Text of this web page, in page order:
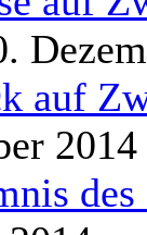
auf
2014